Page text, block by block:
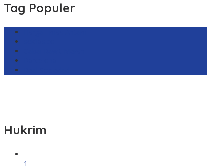
Tag Populer
Hukrim
1